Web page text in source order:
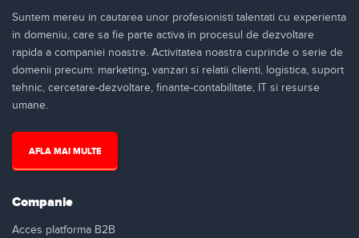
Suntem mereu in cautarea unor profesionisti talentati cu experienta
in domeniu, care sa fie parte activa in procesul de dezvoltare
rapida a companiei noastre. Activitatea noastra cuprinde o serie de
domenii precum: marketing, vanzari si relatii clienti, logistica, suport
tehnic, cercetare-dezvoltare, finante-contabilitate, IT si resurse
umane.
AFLA MAI MULTE
Companie
Acces platforma B2B